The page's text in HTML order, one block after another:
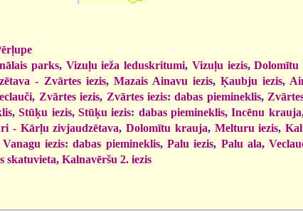
parks, Vizuļu ieža leduskritumi, Vizuļu iezis,Dolomītu
- Zvārtes iezis, Mazais Ainavu iezis,Ķaubju iezis,
, Zvārtes iezis, Zvārtes iezis: dabas piemineklis,
,Stūķu iezis,Stūķu iezis: dabas piemineklis,Incēnu krauja
- Kārļu zivjaudzētava,Dolomītu krauja, Melturu iezis,
Vanagu iezis: dabas piemineklis, Palu iezis, Palu ala,
skatuvieta, Kalnavēršu 2. iezis